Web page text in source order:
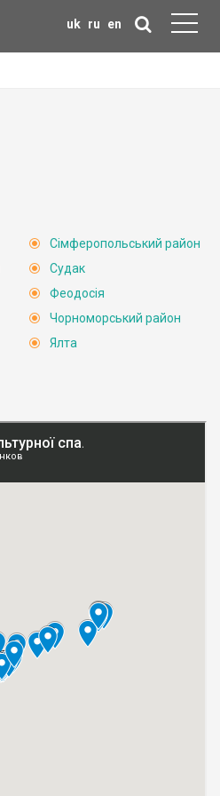
uk ru en
Сімферопольський район
Судак
Феодосія
Чорноморський район
Ялта